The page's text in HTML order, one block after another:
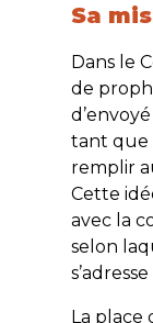
Sa
Dans le
de
d’envoyé
tant que
remplir
Cette
avec la
selon
La place